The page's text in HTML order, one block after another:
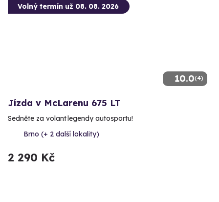
10.0(4)
Volný termín už 08. 08. 2026
Jízda v McLarenu 675 LT
Sedněte za volant legendy autosportu!
Brno (+ 2 další lokality)
2 290 Kč